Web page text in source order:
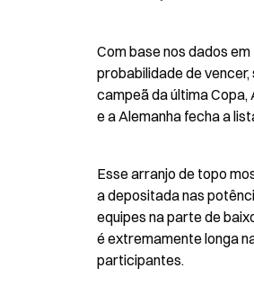
Com base nos dados
probabilidade de
campeã da última Copa,
e a Alemanha fecha a
Esse arranjo de topo
a depositada nas
equipes na parte de
é extremamente longa
participantes.